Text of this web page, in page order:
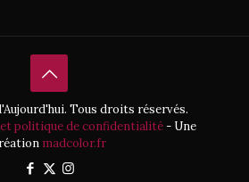
Tous droits réservés.
politique de confidentialité- Une
madcolor.fr